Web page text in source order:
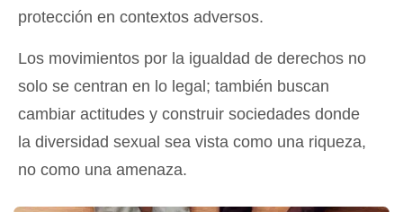
protección en contextos adversos.
Los movimientos por la igualdad de derechos no
solo se centran en lo legal; también buscan
cambiar actitudes y construir sociedades donde
la diversidad sexual sea vista como una riqueza,
no como una amenaza.